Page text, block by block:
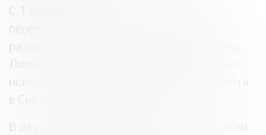
С 1 мая россияне смогут без комиссии
переводить между своими счетами в
разных банках до 30 млн рублей в месяц.
Лимит будет работать для переводов по
номеру телефона и номеру лицевого счёта
в Системе быстрых платежей.
В двух случаях комиссия сохранится: если